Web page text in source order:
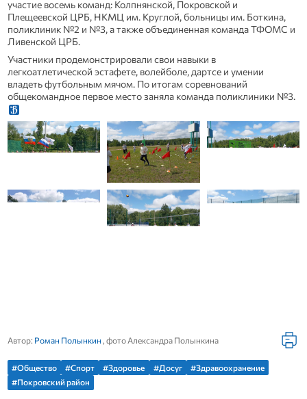
участие восемь команд: Колпнянской, Покровской и
Плещеевской ЦРБ, НКМЦ им. Круглой, больницы им. Боткина,
поликлиник №2 и №3, а также объединенная команда ТФОМС и
Ливенской ЦРБ.
Участники продемонстрировали свои навыки в
легкоатлетической эстафете, волейболе, дартсе и умении
владеть футбольным мячом. По итогам соревнований
общекомандное первое место заняла команда поликлиники №3.
Автор: Роман Полынкин , фото Александра Полынкина
#Общество #Спорт #Здоровье #Досуг
#Здравоохранение
#Покровский район